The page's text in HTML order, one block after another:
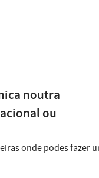
noutra
ou
onde podes fazer